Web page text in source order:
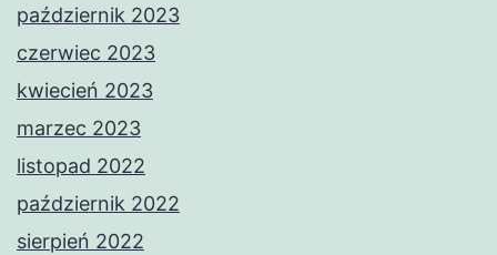
październik 2023
czerwiec 2023
kwiecień 2023
marzec 2023
listopad 2022
październik 2022
sierpień 2022